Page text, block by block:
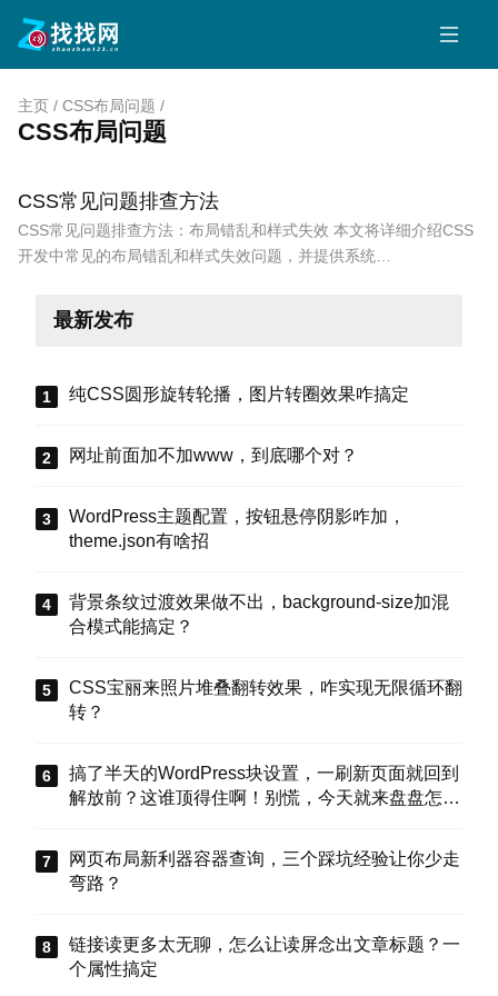
主页 / CSS布局问题 /
CSS布局问题
CSS常见问题排查方法
CSS常见问题排查方法：布局错乱和样式失效 本文将详细介绍CSS
开发中常见的布局错乱和样式失效问题，并提供系统…
最新发布
纯CSS圆形旋转轮播，图片转圈效果咋搞定
网址前面加不加www，到底哪个对？
WordPress主题配置，按钮悬停阴影咋加，
theme.json有啥招
背景条纹过渡效果做不出，background-size加混
合模式能搞定？
CSS宝丽来照片堆叠翻转效果，咋实现无限循环翻
转？
搞了半天的WordPress块设置，一刷新页面就回到
解放前？这谁顶得住啊！别慌，今天就来盘盘怎么
车”。
网页布局新利器容器查询，三个踩坑经验让你少走
弯路？
链接读更多太无聊，怎么让读屏念出文章标题？一
个属性搞定